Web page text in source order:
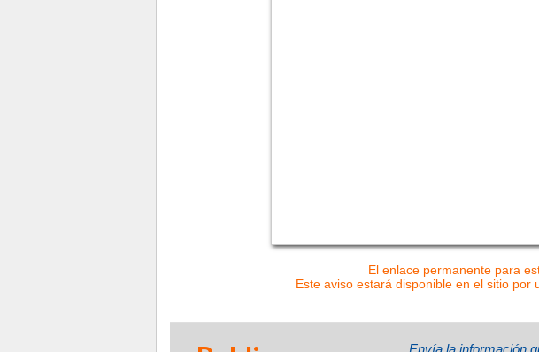
El enlace permanente para
Este aviso estará disponible en el sitio por
Envía la información